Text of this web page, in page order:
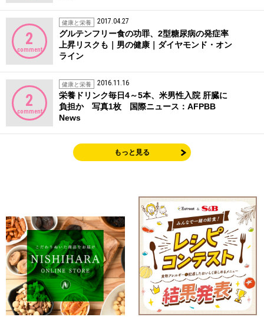
2
comment
健康と栄養 2017.04.27
グルテンフリー食の功罪、2型糖尿病の発症率
上昇リスクも｜男の健康｜ダイヤモンド・オン
ライン
2
comment
健康と栄養 2016.11.16
栄養ドリンク毎日4～5本、米男性入院 肝臓に
負担か 写真1枚 国際ニュース：AFPBB
News
もっと見る